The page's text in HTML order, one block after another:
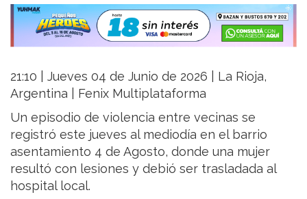
21:10 | Jueves 04 de Junio de 2026 | La Rioja,
Argentina | Fenix Multiplataforma
Un episodio de violencia entre vecinas se
registró este jueves al mediodía en el barrio
asentamiento 4 de Agosto, donde una mujer
resultó con lesiones y debió ser trasladada al
hospital local.